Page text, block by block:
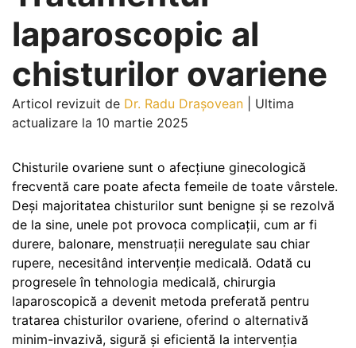
laparoscopic al
chisturilor ovariene
Articol revizuit de Dr. Radu Drașovean
Ultima
actualizare la 10 martie 2025
Chisturile ovariene sunt o afecțiune ginecologică
frecventă care poate afecta femeile de toate vârstele.
Deși majoritatea chisturilor sunt benigne și se rezolvă
de la sine, unele pot provoca complicații, cum ar fi
durere, balonare, menstruații neregulate sau chiar
rupere, necesitând intervenție medicală. Odată cu
progresele în tehnologia medicală, chirurgia
laparoscopică a devenit metoda preferată pentru
tratarea chisturilor ovariene, oferind o alternativă
minim-invazivă, sigură și eficientă la intervenția